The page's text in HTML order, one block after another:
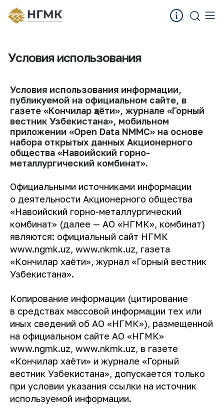
Условия использования
Условия использования информации,
публикуемой на официальном сайте, в
газете «Кончилар ҳаёти», журнале «Горный
вестник Узбекистана», мобильном
приложении «Ореn Data NMMC» на основе
набора открытых данных Акционерного
общества «Навоийский горно-
металлургический комбинат».
Официальными источниками информации
о деятельности Акционерного общества
«Навоийский горно-металлургический
комбинат» (далее — АО «НГМК», комбинат)
являются: официальный сайт НГМК
www.ngmk.uz, www.nkmk.uz, газета
«Кончилар хаёти», журнал «Горный вестник
Узбекистана».
Копирование информации (цитирование
в средствах массовой информации тех или
иных сведений об АО «НГМК»), размещенной
на официальном сайте АО «НГМК»
www.ngmk.uz, www.nkmk.uz, в газете
«Кончилар хаёти» и журнале «Горный
вестник Узбекистана», допускается только
при условии указания ссылки на источник
используемой информации.